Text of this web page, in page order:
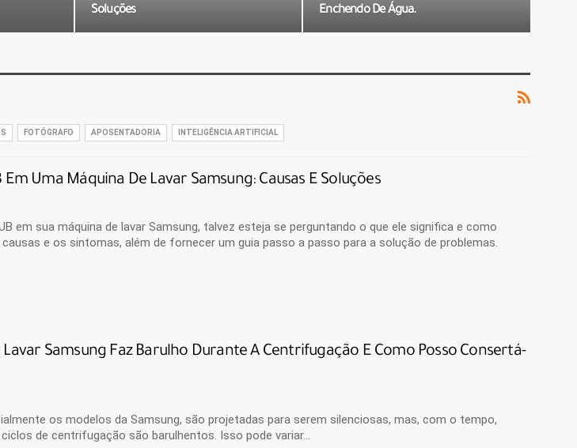
Soluções
Enchendo De Água.
FOTÓGRAFO APOSENTADORIA INTELIGÊNCIA ARTIFICIAL
Uma Máquina De Lavar Samsung: Causas E Soluções
em sua máquina de lavar Samsung, talvez esteja se perguntando o que ele significa e como
e os sintomas, além de fornecer um guia passo a passo para a solução de problemas.
Samsung Faz Barulho Durante A Centrifugação E Como Posso Consertá-
os modelos da Samsung, são projetadas para serem silenciosas, mas, com o tempo,
de centrifugação são barulhentos. Isso pode variar…